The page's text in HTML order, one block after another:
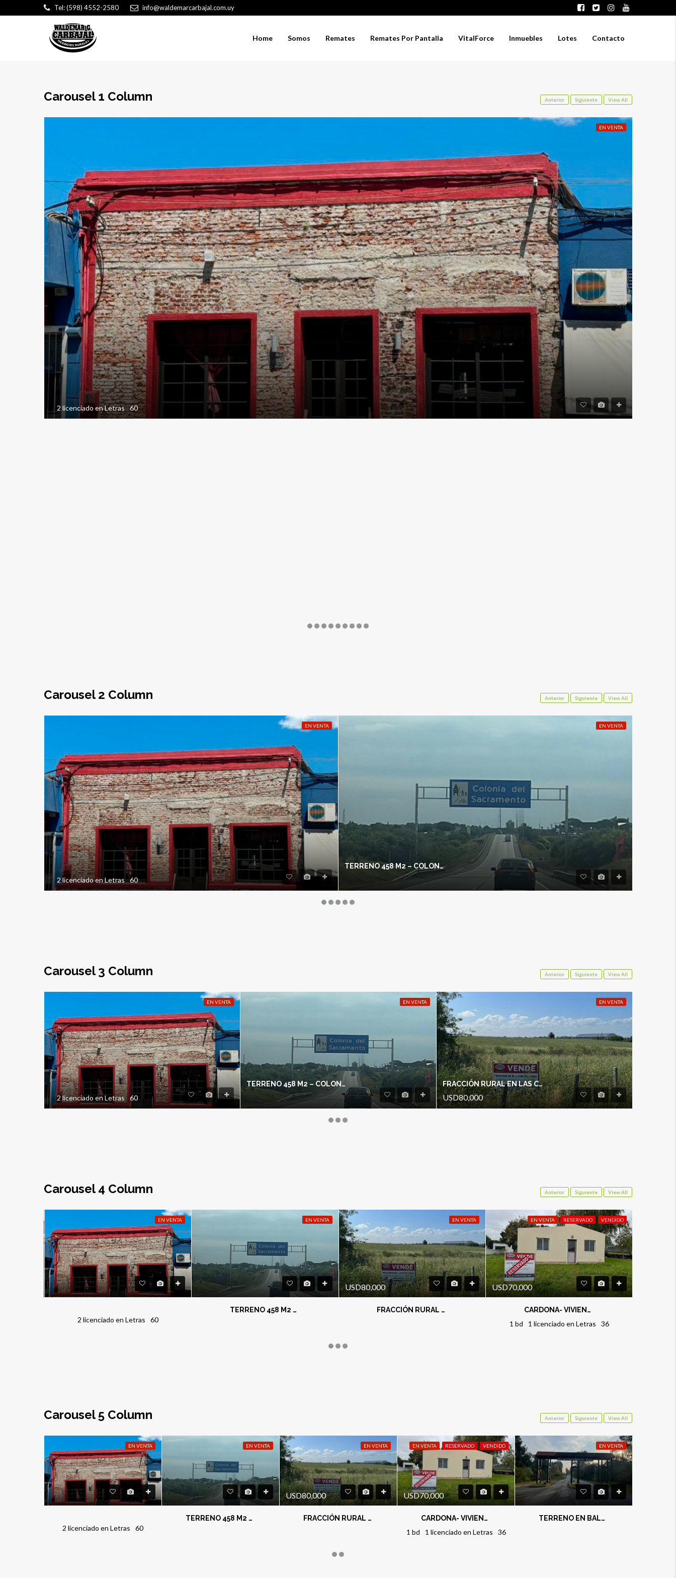
Tel: (598) 4552-2580 info@waldemarcarbajal.com.uy
Home Somos Remates Remates Por Pantalla VitalForce Inmuebles Lotes Contacto
Carousel 1 Column Anterior Siguiente View All
EN VENTA
2 licenciado en Letras 60
Carousel 2 Column Anterior Siguiente View All
EN VENTA
2 licenciado en Letras 60
EN VENTA
TERRENO 458 M2 – COLONIA DEL SACRAMENTO
Carousel 3 Column Anterior Siguiente View All
EN VENTA
2 licenciado en Letras 60
EN VENTA
TERRENO 458 M2 – COLONIA DEL SACRAMENTO
EN VENTA
FRACCIÓN RURAL EN LAS CERCANIAS DE LA CIUDAD
USD80,000
Carousel 4 Column Anterior Siguiente View All
EN VENTA
2 licenciado en Letras 60
EN VENTA
TERRENO 458 M2 – COLONIA DEL SACRAMENTO
EN VENTA
USD80,000
FRACCIÓN RURAL EN LAS CERCANIAS DE LA CIUDAD
EN VENTA RESERVADO VENDIDO
USD70,000
CARDONA- VIVIENDA 1 DORMITORIO
1 bd 1 licenciado en Letras 36
Carousel 5 Column Anterior Siguiente View All
EN VENTA
2 licenciado en Letras 60
EN VENTA
TERRENO 458 M2 – COLONIA DEL SACRAMENTO
EN VENTA
USD80,000
FRACCIÓN RURAL EN LAS CERCANIAS DE LA CIUDAD
EN VENTA RESERVADO VENDIDO
USD70,000
CARDONA- VIVIENDA 1 DORMITORIO
1 bd 1 licenciado en Letras 36
EN VENTA
TERRENO EN BALNEARIO CUFRE 552 M2